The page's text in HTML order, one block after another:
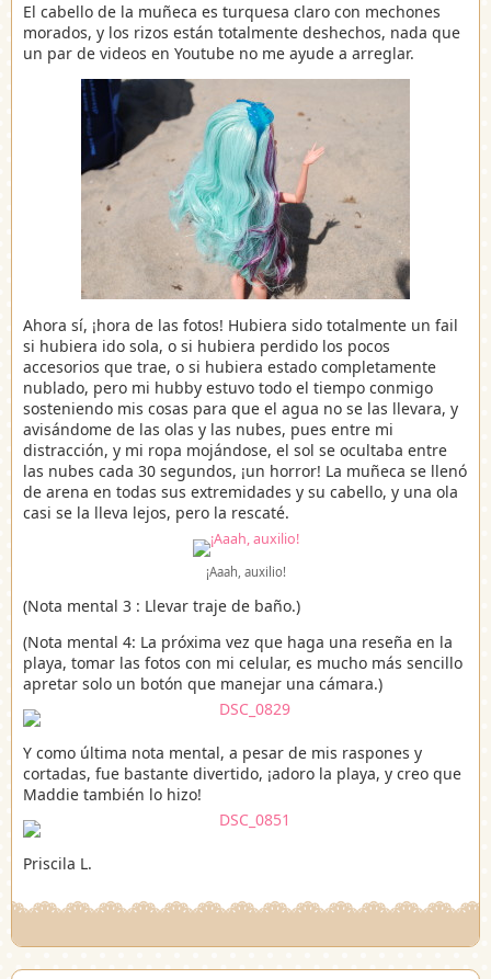
El cabello de la muñeca es turquesa claro con mechones
morados, y los rizos están totalmente deshechos, nada que
un par de videos en Youtube no me ayude a arreglar.
Ahora sí, ¡hora de las fotos! Hubiera sido totalmente un fail
si hubiera ido sola, o si hubiera perdido los pocos
accesorios que trae, o si hubiera estado completamente
nublado, pero mi hubby estuvo todo el tiempo conmigo
sosteniendo mis cosas para que el agua no se las llevara, y
avisándome de las olas y las nubes, pues entre mi
distracción, y mi ropa mojándose, el sol se ocultaba entre
las nubes cada 30 segundos, ¡un horror! La muñeca se llenó
de arena en todas sus extremidades y su cabello, y una ola
casi se la lleva lejos, pero la rescaté.
¡Aaah, auxilio!
(Nota mental 3 : Llevar traje de baño.)
(Nota mental 4: La próxima vez que haga una reseña en la
playa, tomar las fotos con mi celular, es mucho más sencillo
apretar solo un botón que manejar una cámara.)
Y como última nota mental, a pesar de mis raspones y
cortadas, fue bastante divertido, ¡adoro la playa, y creo que
Maddie también lo hizo!
Priscila L.